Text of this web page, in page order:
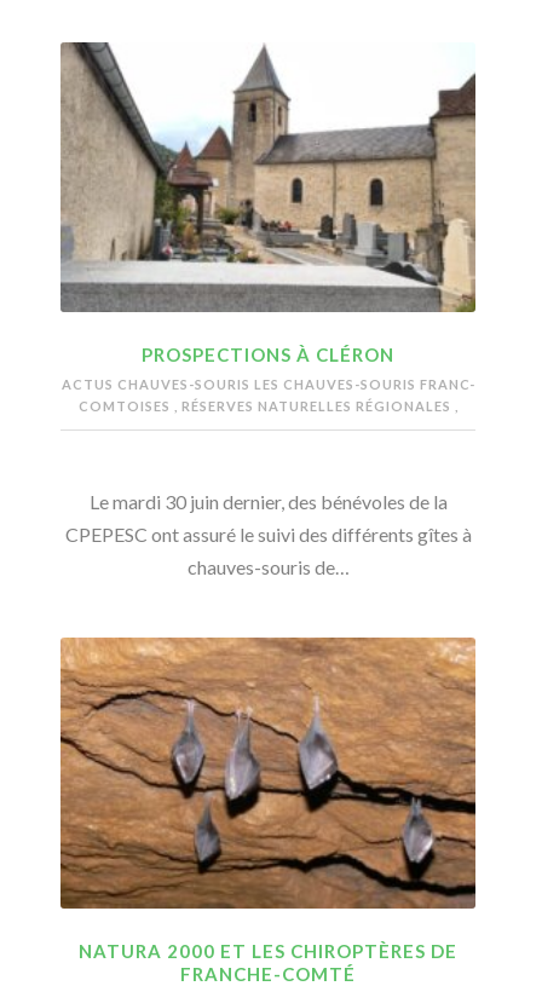
PROSPECTIONS À CLÉRON
ACTUS CHAUVES-SOURIS LES CHAUVES-SOURIS FRANC-
COMTOISES
RÉSERVES NATURELLES RÉGIONALES
Le mardi 30 juin dernier, des bénévoles de la
CPEPESC ont assuré le suivi des différents gîtes à
chauves-souris de…
NATURA 2000 ET LES CHIROPTÈRES DE
FRANCHE-COMTÉ